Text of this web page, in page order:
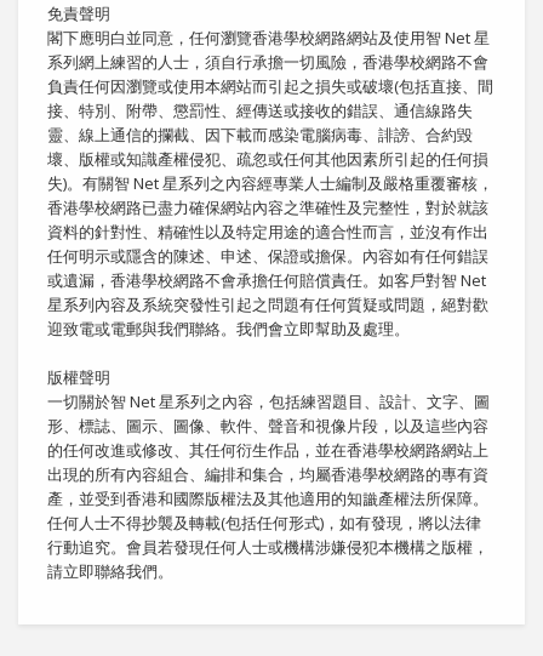
免責聲明
閣下應明白並同意，任何瀏覽香港學校網路網站及使用智 Net 星
系列網上練習的人士，須自行承擔一切風險，香港學校網路不會
負責任何因瀏覽或使用本網站而引起之損失或破壞(包括直接、間
接、特別、附帶、懲罰性、經傳送或接收的錯誤、通信線路失
靈、線上通信的攔截、因下載而感染電腦病毒、誹謗、合約毀
壞、版權或知識產權侵犯、疏忽或任何其他因素所引起的任何損
失)。有關智 Net 星系列之內容經專業人士編制及嚴格重覆審核，
香港學校網路已盡力確保網站內容之準確性及完整性，對於就該
資料的針對性、精確性以及特定用途的適合性而言，並沒有作出
任何明示或隱含的陳述、申述、保證或擔保。內容如有任何錯誤
或遺漏，香港學校網路不會承擔任何賠償責任。如客戶對智 Net
星系列內容及系統突發性引起之問題有任何質疑或問題，絕對歡
迎致電或電郵與我們聯絡。我們會立即幫助及處理。
版權聲明
一切關於智 Net 星系列之內容，包括練習題目、設計、文字、圖
形、標誌、圖示、圖像、軟件、聲音和視像片段，以及這些內容
的任何改進或修改、其任何衍生作品，並在香港學校網路網站上
出現的所有內容組合、編排和集合，均屬香港學校網路的專有資
產，並受到香港和國際版權法及其他適用的知識產權法所保障。
任何人士不得抄襲及轉載(包括任何形式)，如有發現，將以法律
行動追究。會員若發現任何人士或機構涉嫌侵犯本機構之版權，
請立即聯絡我們。